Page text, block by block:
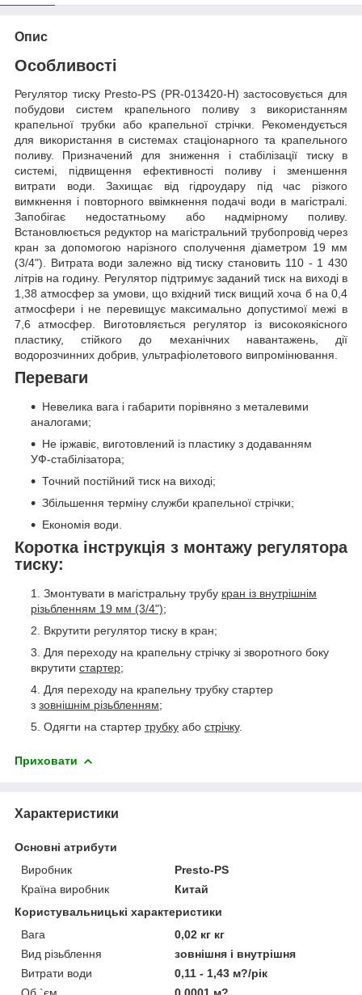
Опис
Особливості
Регулятор тиску Presto-PS (PR-013420-H) застосовується для
побудови систем крапельного поливу з використанням
крапельної трубки або крапельної стрічки. Рекомендується
для використання в системах стаціонарного та крапельного
поливу. Призначений для зниження і стабілізації тиску в
системі, підвищення ефективності поливу і зменшення
витрати води. Захищає від гідроудару під час різкого
вимкнення і повторного ввімкнення подачі води в магістралі.
Запобігає недостатньому або надмірному поливу.
Встановлюється редуктор на магістральний трубопровід через
кран за допомогою нарізного сполучення діаметром 19 мм
(3/4"). Витрата води залежно від тиску становить 110 - 1 430
літрів на годину. Регулятор підтримує заданий тиск на виході в
1,38 атмосфер за умови, що вхідний тиск вищий хоча б на 0,4
атмосфери і не перевищує максимально допустимої межі в
7,6 атмосфер. Виготовляється регулятор із високоякісного
пластику, стійкого до механічних навантажень, дії
водорозчинних добрив, ультрафіолетового випромінювання.
Переваги
Невелика вага і габарити порівняно з металевими
аналогами;
Не іржавіє, виготовлений із пластику з додаванням
УФ-стабілізатора;
Точний постійний тиск на виході;
Збільшення терміну служби крапельної стрічки;
Економія води.
Коротка інструкція з монтажу регулятора
тиску:
Змонтувати в магістральну трубу кран із внутрішнім
різьбленням 19 мм (3/4");
Вкрутити регулятор тиску в кран;
Для переходу на крапельну стрічку зі зворотного боку
вкрутити стартер;
Для переходу на крапельну трубку стартер
з зовнішнім різьбленням;
Одягти на стартер трубку або стрічку.
Приховати
Характеристики
Основні атрибути
Виробник
Presto-PS
Країна виробник
Китай
Користувальницькі характеристики
Вага
0,02 кг кг
Вид різьблення
зовнішня і внутрішня
Витрати води
0,11 - 1,43 м?/рік
Об `єм
0,0001 м?